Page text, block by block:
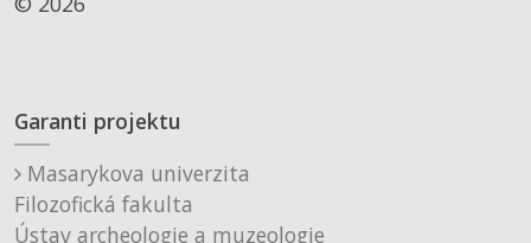
Garanti projektu
Masarykova univerzita
Filozofická fakulta
Ústav archeologie a muzeologie